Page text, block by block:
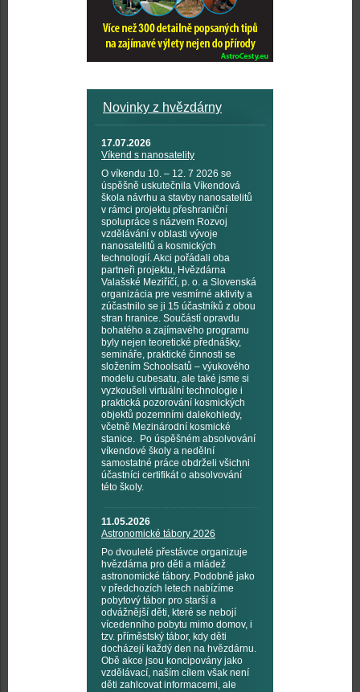
Novinky z hvězdárny
17.07.2026
Víkend s nanosatelity
O víkendu 10. – 12. 7 2026 se
úspěšně uskutečnila Víkendová
škola návrhu a stavby nanosatelitů
v rámci projektu přeshraniční
spolupráce s názvem Rozvoj
vzdělávání v oblasti vývoje
nanosatelitů a kosmických
technologií. Akci pořádali oba
partneři projektu, Hvězdárna
Valašské Meziříčí, p. o. a Slovenská
organizácia pre vesmírné aktivity a
zúčastnilo se ji 15 účastníků z obou
stran hranice. Součástí opravdu
bohatého a zajímavého programu
byly nejen teoretické přednášky,
semináře, praktické činnosti se
složením Schoolsatů – výukového
modelu cubesatu, ale také jsme si
vyzkoušeli virtuální technologie i
praktická pozorování kosmických
objektů pozemními dalekohledy,
včetně Mezinárodní kosmické
stanice. Po úspěšném absolvování
víkendové školy a nedělní
samostatné práce obdrželi všichni
účastníci certifikát o absolvování
této školy.
11.05.2026
Astronomické tábory 2026
Po dvouleté přestávce organizuje
hvězdárna pro děti a mládež
astronomické tábory. Podobně jako
v předchozích letech nabízíme
pobytový tábor pro starší a
odvážnější děti, které se nebojí
vícedenního pobytu mimo domov, i
tzv. příměstský tábor, kdy děti
docházejí každý den na hvězdárnu.
Obě akce jsou koncipovány jako
vzdělávací, naším cílem však není
děti zahlcovat informacemi, ale